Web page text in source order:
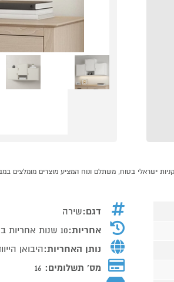
דגם:שירה
אחריות:10 שנות אחריות בהתאם לתעודת אחריות של היי ווד
נותן האחריות:היבואן
מס' תשלומים: 16